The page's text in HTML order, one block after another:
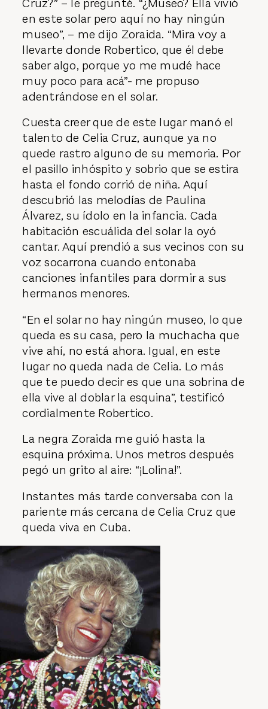
en este solar pero aquí no hay ningún
museo”, – me dijo Zoraida. “Mira voy a
llevarte donde Robertico, que él debe
saber algo, porque yo me mudé hace
muy poco para acá”- me propuso
adentrándose en el solar.
Cuesta creer que de este lugar manó el
talento de Celia Cruz, aunque ya no
quede rastro alguno de su memoria. Por
el pasillo inhóspito y sobrio que se estira
hasta el fondo corrió de niña. Aquí
descubrió las melodías de Paulina
Álvarez, su ídolo en la infancia. Cada
habitación escuálida del solar la oyó
cantar. Aquí prendió a sus vecinos con su
voz socarrona cuando entonaba
canciones infantiles para dormir a sus
hermanos menores.
“En el solar no hay ningún museo, lo que
queda es su casa, pero la muchacha que
vive ahí, no está ahora. Igual, en este
lugar no queda nada de Celia. Lo más
que te puedo decir es que una sobrina de
ella vive al doblar la esquina”, testificó
cordialmente Robertico.
La negra Zoraida me guió hasta la
esquina próxima. Unos metros después
pegó un grito al aire: “¡Lolina!”.
Instantes más tarde conversaba con la
pariente más cercana de Celia Cruz que
queda viva en Cuba.